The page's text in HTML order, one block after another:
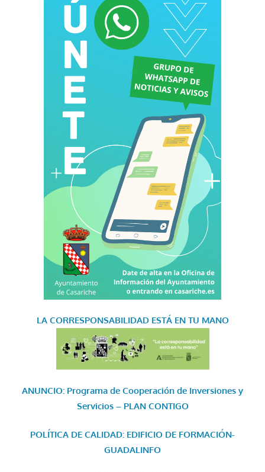
LA CORRESPONSABILIDAD ESTÁ EN TU MANO
ANUNCIO: Programa de Cooperación de Inversiones y
Servicios – PLAN CONTIGO
POLÍTICA DE CALIDAD: EDIFICIO DE FORMACIÓN-
GUADALINFO